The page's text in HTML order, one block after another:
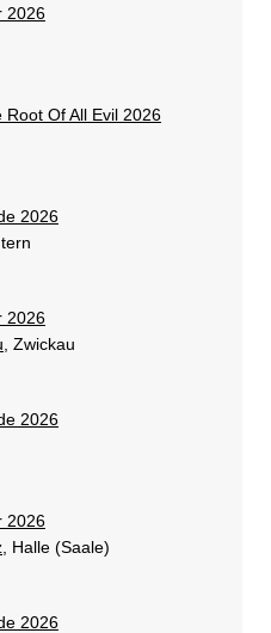
2026
Root Of All Evil 2026
2026
2026
, Zwickau
2026
2026
, Halle (Saale)
2026